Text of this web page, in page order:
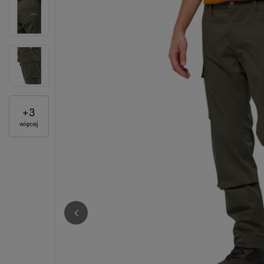
+3
więcej